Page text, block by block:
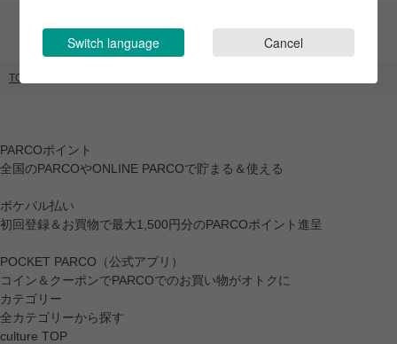
TOP
PARCOポイント
全国のPARCOやONLINE PARCOで貯まる＆使える
ポケパル払い
初回登録＆お買物で最大1,500円分のPARCOポイント進呈
POCKET PARCO（公式アプリ）
コイン＆クーポンでPARCOでのお買い物がオトクに
カテゴリー
全カテゴリーから探す
culture TOP
Switch language Cancel